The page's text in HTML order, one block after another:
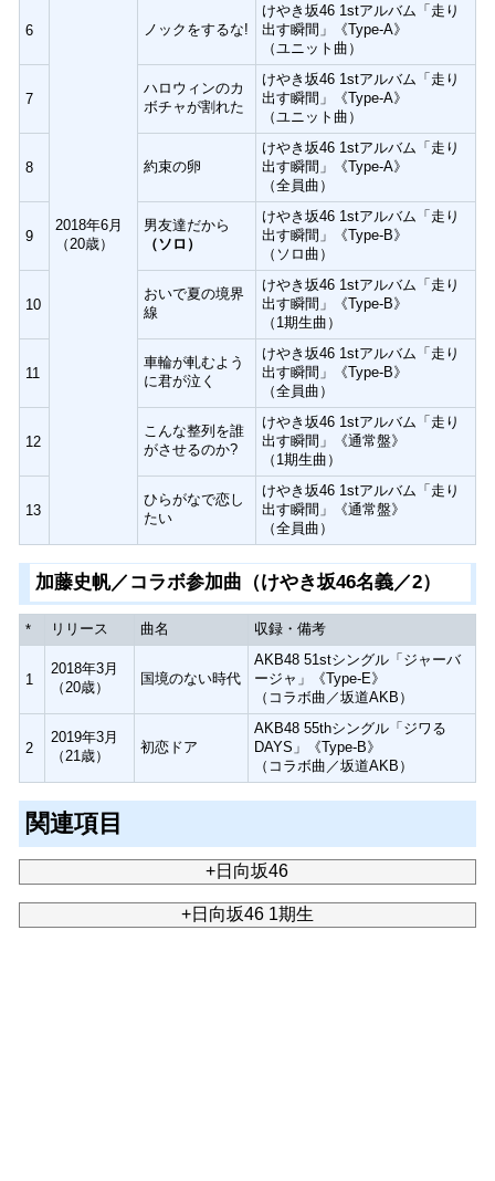
2018年6月
（20歳）
6 ノックをするな!
けやき坂46 1stアルバム「走り
出す瞬間」《Type-A》
（ユニット曲）
7
ハロウィンのカ
ボチャが割れた
けやき坂46 1stアルバム「走り
出す瞬間」《Type-A》
（ユニット曲）
8 約束の卵
けやき坂46 1stアルバム「走り
出す瞬間」《Type-A》
（全員曲）
9
男友達だから
（ソロ）
けやき坂46 1stアルバム「走り
出す瞬間」《Type-B》
（ソロ曲）
10
おいで夏の境界
線
けやき坂46 1stアルバム「走り
出す瞬間」《Type-B》
（1期生曲）
11
車輪が軋むよう
に君が泣く
けやき坂46 1stアルバム「走り
出す瞬間」《Type-B》
（全員曲）
12
こんな整列を誰
がさせるのか?
けやき坂46 1stアルバム「走り
出す瞬間」《通常盤》
（1期生曲）
13
ひらがなで恋し
たい
けやき坂46 1stアルバム「走り
出す瞬間」《通常盤》
（全員曲）
加藤史帆／コラボ参加曲（けやき坂46名義／2）
* リリース 曲名 収録・備考
1
2018年3月
（20歳）
国境のない時代
AKB48 51stシングル「ジャーバ
ージャ」《Type-E》
（コラボ曲／坂道AKB）
2
2019年3月
（21歳）
初恋ドア
AKB48 55thシングル「ジワる
DAYS」《Type-B》
（コラボ曲／坂道AKB）
関連項目
+日向坂46
+日向坂46 1期生